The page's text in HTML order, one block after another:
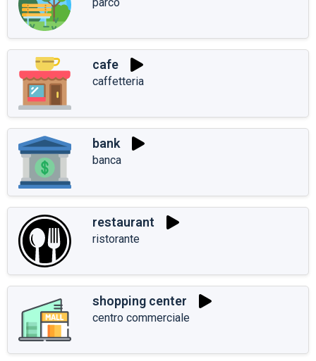
cafe
caffetteria
bank
banca
restaurant
ristorante
shopping center
centro commerciale